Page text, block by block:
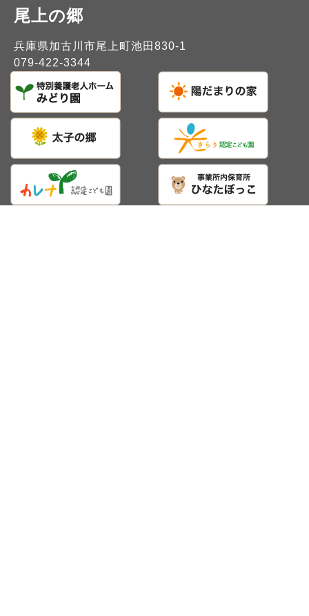
尾上の郷
兵庫県加古川市尾上町池田830-1
079-422-3344